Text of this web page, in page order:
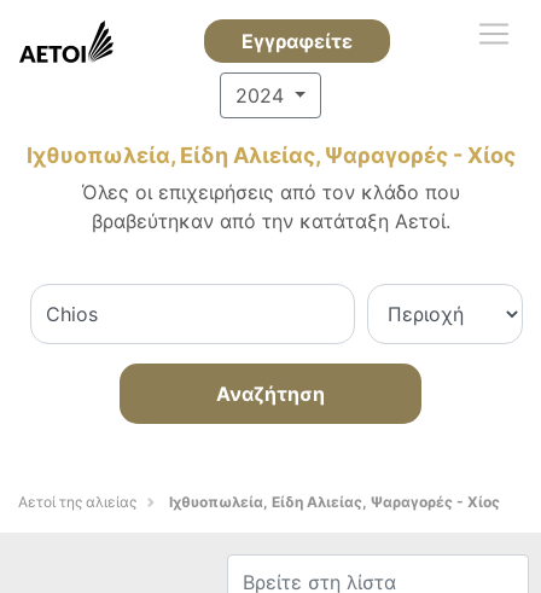
Εγγραφείτε
2024
Ιχθυοπωλεία, Είδη Αλιείας, Ψαραγορές - Χίος
Όλες οι επιχειρήσεις από τον κλάδο που
βραβεύτηκαν από την κατάταξη Αετοί.
Αναζήτηση
Αετοί της αλιείας Ιχθυοπωλεία, Είδη Αλιείας, Ψαραγορές - Χίος